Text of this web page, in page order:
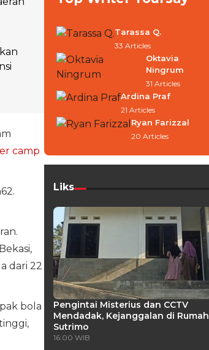
camp
dari 22
bola
Tarassa Q.
33 Articles
Oktavia
Ningrum
31 Articles
Ardina Praf
21 Articles
Ryan Farizzal
20 Articles
Liks
Pengintai Misterius dan CCTV
Mendadak, Kejanggalan di Rumah
Sutrimo
16:00 WIB